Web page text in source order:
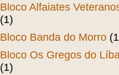
Bloco Alfaiates
(1)
Bloco Banda do Morro
Bloco Os Gregos do
(1)